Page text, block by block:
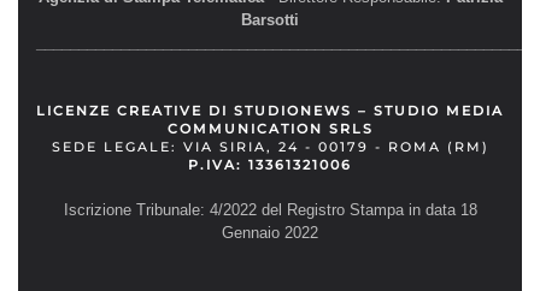
Barsotti
LICENZE CREATIVE DI STUDIONEWS – STUDIO MEDIA
COMMUNICATION SRLS
SEDE LEGALE: VIA SIRIA, 24 - 00179 - ROMA (RM)
P.IVA: 13361321006
Iscrizione Tribunale: 4/2022 del Registro Stampa in data 18
Gennaio 2022